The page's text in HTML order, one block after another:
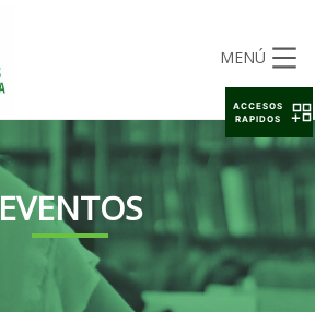
MENÚ
EVENTOS
ACCESOS
RAPIDOS